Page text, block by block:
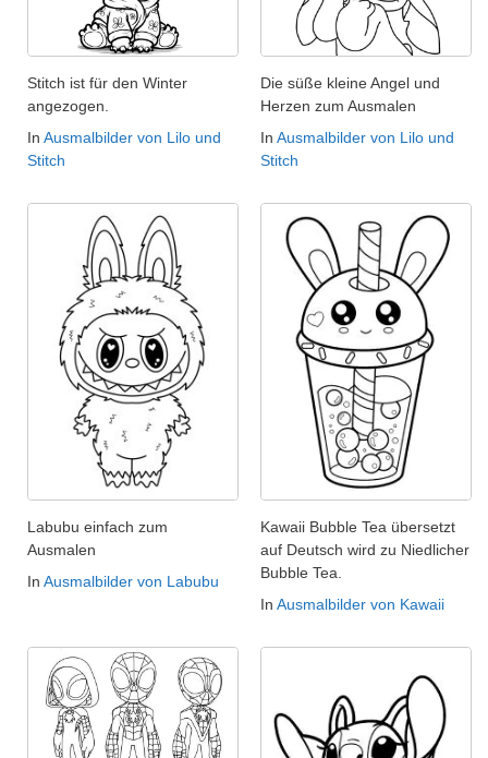
Stitch ist für den Winter
angezogen.
In Ausmalbilder von Lilo und
Stitch
Die süße kleine Angel und
Herzen zum Ausmalen
In Ausmalbilder von Lilo und
Stitch
Labubu einfach zum
Ausmalen
In Ausmalbilder von Labubu
Kawaii Bubble Tea übersetzt
auf Deutsch wird zu Niedlicher
Bubble Tea.
In Ausmalbilder von Kawaii